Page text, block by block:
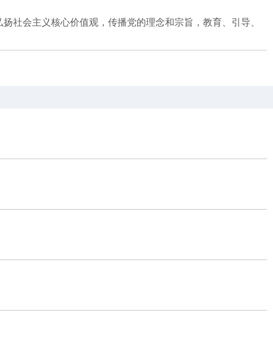
社会主义核心价值观，传播党的理念和宗旨，教育、引导、